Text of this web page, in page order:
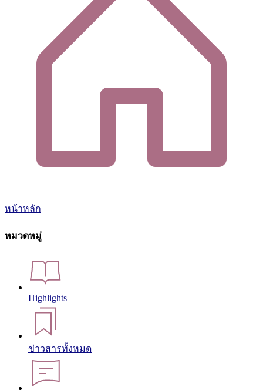
หน้าหลัก
หมวดหมู่
Highlights
ข่าวสารทั้งหมด